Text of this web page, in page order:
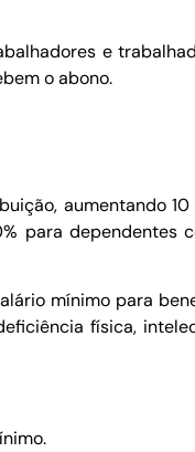
e
o abono.
aumentando
para dependentes
mínimo para
física,